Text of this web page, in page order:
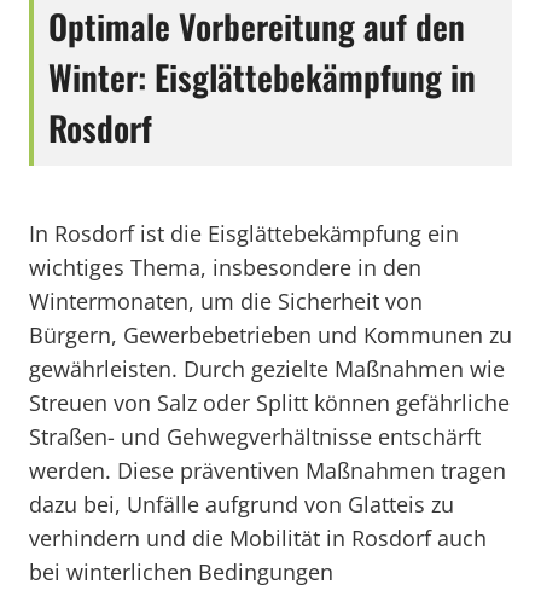
Optimale Vorbereitung auf den
Winter: Eisglättebekämpfung in
Rosdorf
In Rosdorf ist die Eisglättebekämpfung ein
wichtiges Thema, insbesondere in den
Wintermonaten, um die Sicherheit von
Bürgern, Gewerbebetrieben und Kommunen zu
gewährleisten. Durch gezielte Maßnahmen wie
Streuen von Salz oder Splitt können gefährliche
Straßen- und Gehwegverhältnisse entschärft
werden. Diese präventiven Maßnahmen tragen
dazu bei, Unfälle aufgrund von Glatteis zu
verhindern und die Mobilität in Rosdorf auch
bei winterlichen Bedingungen